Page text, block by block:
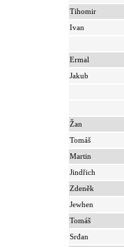
Tihomir
Ivan
Ermal
Jakub
Žan
Tomáš
Martin
Jindřich
Zdeněk
Jewhen
Tomáš
Srđan